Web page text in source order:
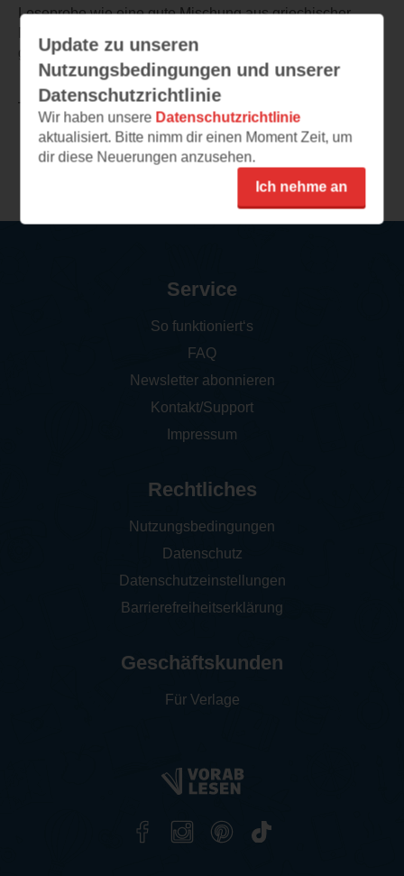
Leseprobe wie eine gute Mischung aus griechischer
genau nach meinem Geschmack!
TEILEN
Weitere Leseeindrücke
Update zu unseren
Nutzungsbedingungen und unserer
Datenschutzrichtlinie
Wir haben unsere Datenschutzrichtlinie
aktualisiert. Bitte nimm dir einen Moment Zeit, um
dir diese Neuerungen anzusehen.
Ich nehme an
Service
So funktioniert‘s
FAQ
Newsletter abonnieren
Kontakt/Support
Impressum
Rechtliches
Nutzungsbedingungen
Datenschutz
Datenschutzeinstellungen
Barrierefreiheitserklärung
Geschäftskunden
Für Verlage